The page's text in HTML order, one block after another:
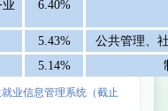
6.40%
5.43%
公共管理、
5.14%
业信息管理系统（截止